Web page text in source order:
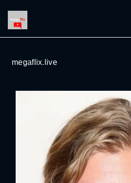
megaflix.live